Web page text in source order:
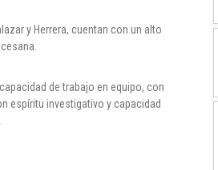
y Herrera, cuentan con un alto
de trabajo en equipo, con
espíritu investigativo y capacidad